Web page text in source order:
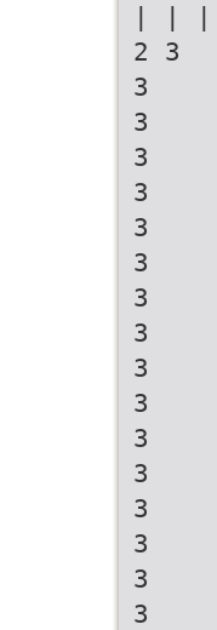
| | |
2 3
3
3
3
3
3
3
3
3
3
3
3
3
3
3
3
3